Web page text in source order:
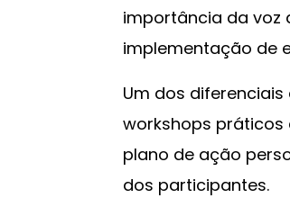
importância da voz
implementação de
Um dos
workshops práticos
plano de ação
dos participantes.